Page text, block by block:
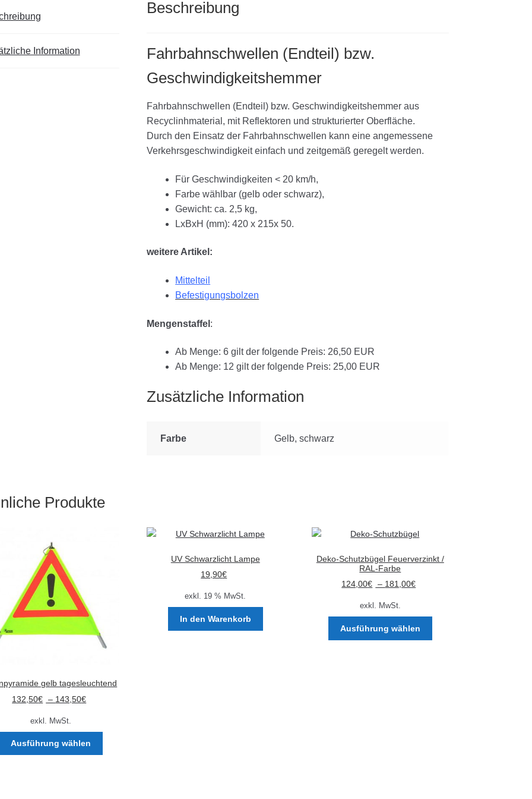
Information
Beschreibung
Fahrbahnschwellen (Endteil) bzw.
Geschwindigkeitshemmer
Fahrbahnschwellen (Endteil) bzw. Geschwindigkeitshemmer aus
Recyclinhmaterial, mit Reflektoren und strukturierter Oberfläche.
Durch den Einsatz der Fahrbahnschwellen kann eine angemessene
Verkehrsgeschwindigkeit einfach und zeitgemäß geregelt werden.
Für Geschwindigkeiten < 20 km/h,
Farbe wählbar (gelb oder schwarz),
Gewicht: ca. 2,5 kg,
LxBxH (mm): 420 x 215x 50.
weitere Artikel:
Mittelteil
Befestigungsbolzen
Mengenstaffel :
Ab Menge: 6 gilt der folgende Preis: 26,50 EUR
Ab Menge: 12 gilt der folgende Preis: 25,00 EUR
Zusätzliche Information
Farbe Gelb, schwarz
Produkte
gelb tagesleuchtend
132,50€ – 143,50€
exkl. MwSt.
Ausführung wählen
UV Schwarzlicht Lampe
19,90€
exkl. 19 % MwSt.
In den Warenkorb
Deko-Schutzbügel Feuerverzinkt /
RAL-Farbe
124,00€ – 181,00€
exkl. MwSt.
Ausführung wählen